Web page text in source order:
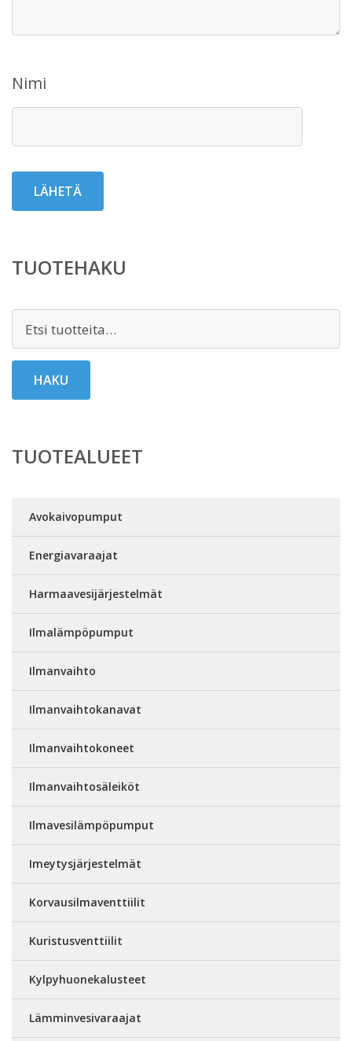
Nimi
TUOTEHAKU
HAKU
TUOTEALUEET
Avokaivopumput
Energiavaraajat
Harmaavesijärjestelmät
Ilmalämpöpumput
Ilmanvaihto
Ilmanvaihtokanavat
Ilmanvaihtokoneet
Ilmanvaihtosäleiköt
Ilmavesilämpöpumput
Imeytysjärjestelmät
Korvausilmaventtiilit
Kuristusventtiilit
Kylpyhuonekalusteet
Lämminvesivaraajat